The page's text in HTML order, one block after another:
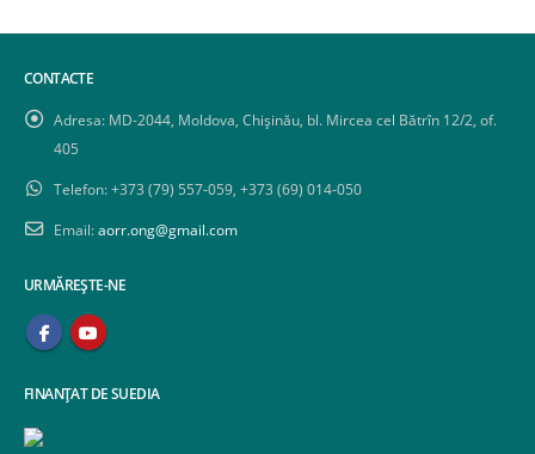
CONTACTE
Adresa: MD-2044, Moldova, Chișinău, bl. Mircea cel Bătrîn 12/2, of.
405
Telefon:+373 (79) 557-059, +373 (69) 014-050
Email:aorr.ong@gmail.com
URMĂREȘTE-NE
FINANȚAT DE SUEDIA